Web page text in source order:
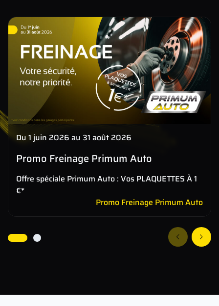
Du 1 juin 2026 au 31 août 2026
Promo Freinage Primum Auto
Offre spéciale Primum Auto : Vos PLAQUETTES À 1
€*
Promo Freinage Primum Auto